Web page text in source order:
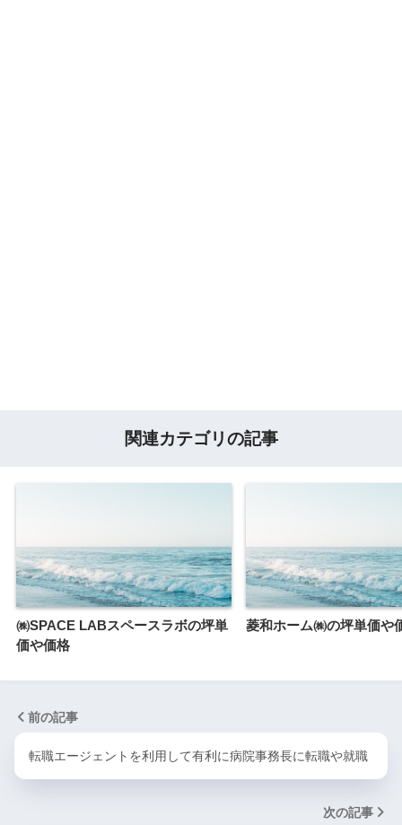
関連カテゴリの記事
㈱SPACE LABスペースラボの坪単
価や価格
菱和ホーム㈱の坪単価や
前の記事
転職エージェントを利用して有利に病院事務長に転職や就職
次の記事